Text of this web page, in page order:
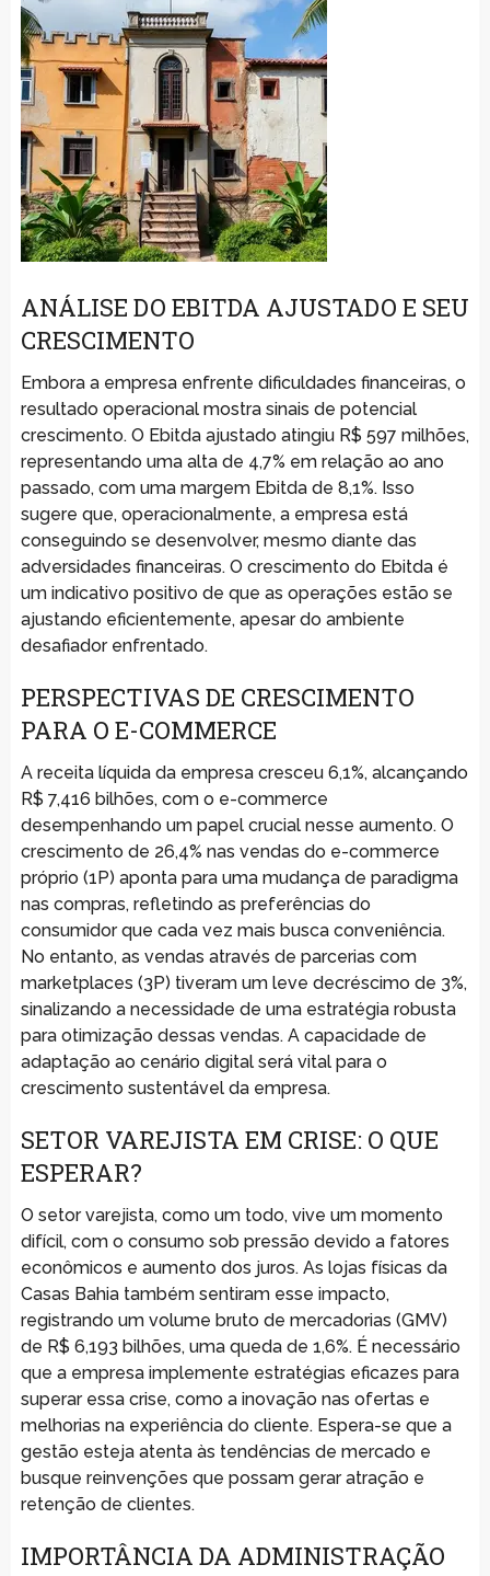
ANÁLISE DO EBITDA AJUSTADO E SEU
CRESCIMENTO
Embora a empresa enfrente dificuldades financeiras, o
resultado operacional mostra sinais de potencial
crescimento. O Ebitda ajustado atingiu R$ 597 milhões,
representando uma alta de 4,7% em relação ao ano
passado, com uma margem Ebitda de 8,1%. Isso
sugere que, operacionalmente, a empresa está
conseguindo se desenvolver, mesmo diante das
adversidades financeiras. O crescimento do Ebitda é
um indicativo positivo de que as operações estão se
ajustando eficientemente, apesar do ambiente
desafiador enfrentado.
PERSPECTIVAS DE CRESCIMENTO
PARA O E-COMMERCE
A receita líquida da empresa cresceu 6,1%, alcançando
R$ 7,416 bilhões, com o e-commerce
desempenhando um papel crucial nesse aumento. O
crescimento de 26,4% nas vendas do e-commerce
próprio (1P) aponta para uma mudança de paradigma
nas compras, refletindo as preferências do
consumidor que cada vez mais busca conveniência.
No entanto, as vendas através de parcerias com
marketplaces (3P) tiveram um leve decréscimo de 3%,
sinalizando a necessidade de uma estratégia robusta
para otimização dessas vendas. A capacidade de
adaptação ao cenário digital será vital para o
crescimento sustentável da empresa.
SETOR VAREJISTA EM CRISE: O QUE
ESPERAR?
O setor varejista, como um todo, vive um momento
difícil, com o consumo sob pressão devido a fatores
econômicos e aumento dos juros. As lojas físicas da
Casas Bahia também sentiram esse impacto,
registrando um volume bruto de mercadorias (GMV)
de R$ 6,193 bilhões, uma queda de 1,6%. É necessário
que a empresa implemente estratégias eficazes para
superar essa crise, como a inovação nas ofertas e
melhorias na experiência do cliente. Espera-se que a
gestão esteja atenta às tendências de mercado e
busque reinvenções que possam gerar atração e
retenção de clientes.
IMPORTÂNCIA DA ADMINISTRAÇÃO